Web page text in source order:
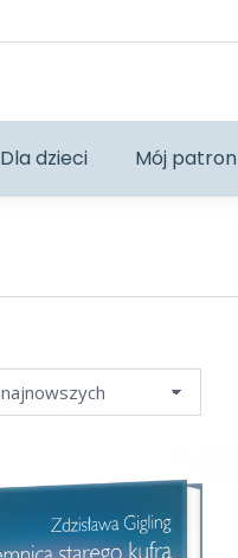
Dla dzieci Mój patron